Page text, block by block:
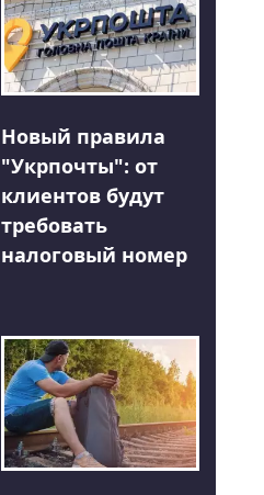
Новый правила
"Укрпочты": от
клиентов будут
требовать
налоговый номер